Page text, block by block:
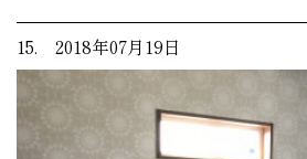
15. 2018年07月19日